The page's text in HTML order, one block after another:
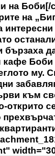
на Боби[/
на
бързаха
кафе Боби
му.
към
открито